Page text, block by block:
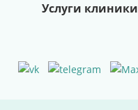
Услуги клиники